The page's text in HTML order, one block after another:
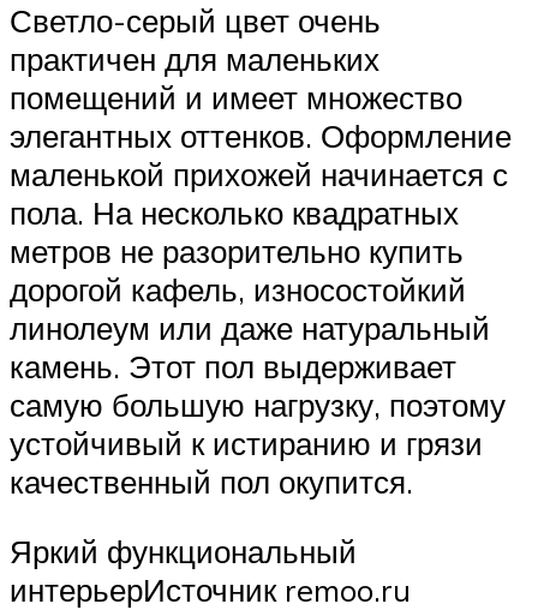
Светло-серый цвет очень
практичен для маленьких
помещений и имеет множество
элегантных оттенков. Оформление
маленькой прихожей начинается с
пола. На несколько квадратных
метров не разорительно купить
дорогой кафель, износостойкий
линолеум или даже натуральный
камень. Этот пол выдерживает
самую большую нагрузку, поэтому
устойчивый к истиранию и грязи
качественный пол окупится.
Яркий функциональный
интерьерИсточник remoo.ru